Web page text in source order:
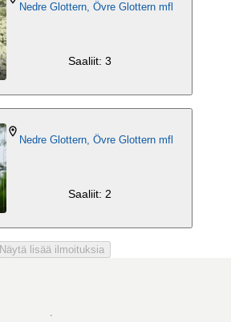
Nedre Glottern, Övre Glottern mfl
Saaliit: 3
Nedre Glottern, Övre Glottern mfl
Saaliit: 2
Näytä lisää ilmoituksia